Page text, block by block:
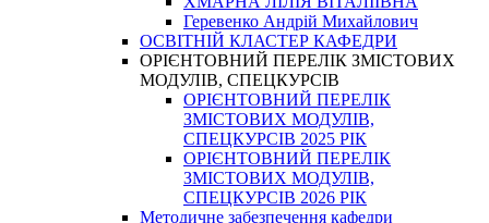
Геревенко Андрій Михайлович
ОСВІТНІЙ КЛАСТЕР КАФЕДРИ
ОРІЄНТОВНИЙ ПЕРЕЛІК ЗМІСТОВИХ
МОДУЛІВ, СПЕЦКУРСІВ
ОРІЄНТОВНИЙ ПЕРЕЛІК
ЗМІСТОВИХ МОДУЛІВ,
СПЕЦКУРСІВ 2025 РІК
ОРІЄНТОВНИЙ ПЕРЕЛІК
ЗМІСТОВИХ МОДУЛІВ,
СПЕЦКУРСІВ 2026 РІК
Методичне забезпечення кафедри